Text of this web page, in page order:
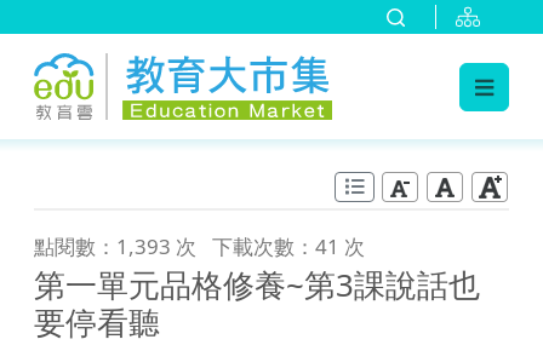
點閱數：1,393 次 下載次數：41 次
第一單元品格修養~第3課說話也
要停看聽